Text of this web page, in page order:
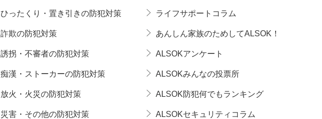
ひったくり・置き引きの防犯対策
詐欺の防犯対策
誘拐・不審者の防犯対策
痴漢・ストーカーの防犯対策
放火・火災の防犯対策
災害・その他の防犯対策
ライフサポートコラム
あんしん家族のためしてALSOK！
ALSOKアンケート
ALSOKみんなの投票所
ALSOK防犯何でもランキング
ALSOKセキュリティコラム